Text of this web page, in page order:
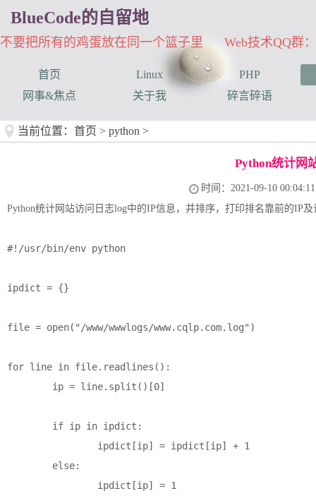
BlueCode的自留地
不要把所有的鸡蛋放在同一个篮子里 Web技术QQ群：
首页 Linux
PHP
网事&焦点
关于我 碎言碎语
当前位置： 首页 > python >
Python统计网
时间：2021-09-10 00:04:11
Python统计网站访问日志log中的IP信息，并排序，打印排名靠前的IP
#!/usr/bin/env python
ipdict = {}
file = open("/www/wwwlogs/www.cqlp.com.log")
for line in file.readlines():